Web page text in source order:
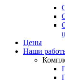
Цены
Наши